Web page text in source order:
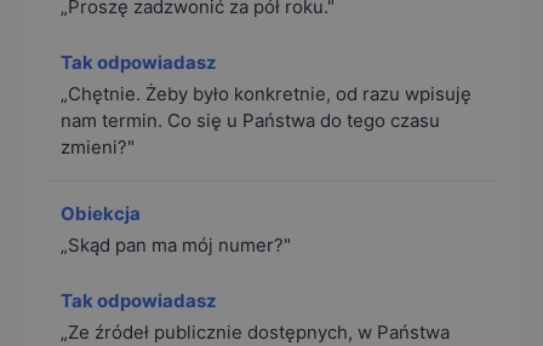
„Proszę zadzwonić za pół roku."
„Chętnie. Żeby było konkretnie, od razu wpisuję
nam termin. Co się u Państwa do tego czasu
zmieni?"
„Skąd pan ma mój numer?"
„Ze źródeł publicznie dostępnych, w Państwa